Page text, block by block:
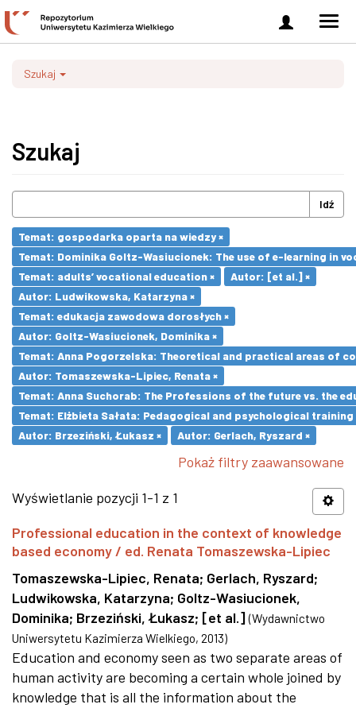
Zaloguj
się
Szukaj
Szukaj
Idź
Temat: gospodarka oparta na wiedzy ×
Temat: Dominika Goltz-Wasiucionek: The use of e-learning in
Temat: adults’ vocational education ×
Autor: [et al.] ×
Autor: Ludwikowska, Katarzyna ×
Temat: edukacja zawodowa dorosłych ×
Autor: Goltz-Wasiucionek, Dominika ×
Temat: Anna Pogorzelska: Theoretical and practical areas of
Autor: Tomaszewska-Lipiec, Renata ×
Temat: Anna Suchorab: The Professions of the future vs. the
Temat: Elżbieta Sałata: Pedagogical and psychological
Autor: Brzeziński, Łukasz ×
Autor: Gerlach, Ryszard ×
Pokaż filtry zaawansowane
Wyświetlanie pozycji 1-1 z 1
Professional education in the context of knowledge
based economy / ed. Renata Tomaszewska-Lipiec
Tomaszewska-Lipiec, Renata; Gerlach, Ryszard;
Ludwikowska, Katarzyna; Goltz-Wasiucionek,
Dominika; Brzeziński, Łukasz; [et al.] (Wydawnictwo
Uniwersytetu Kazimierza Wielkiego, 2013)
Education and economy seen as two separate areas of
human activity are becoming a certain whole joined by
knowledge that is all the information about the